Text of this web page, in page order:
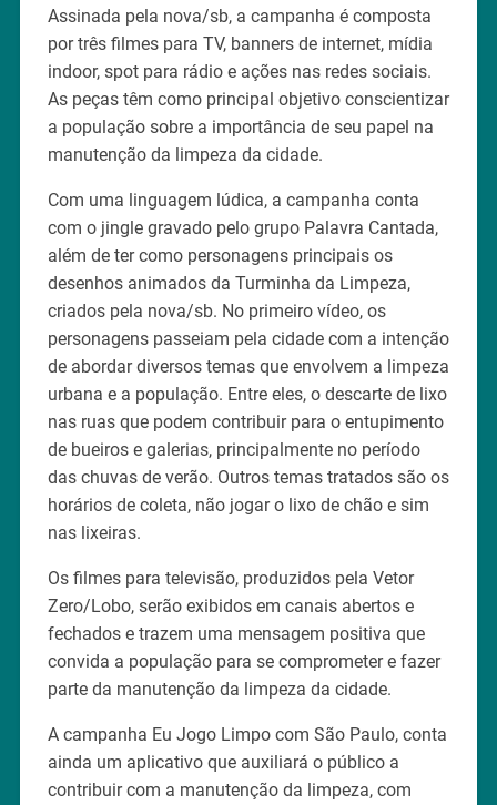
Assinada pela nova/sb, a campanha é composta
por três filmes para TV, banners de internet, mídia
indoor, spot para rádio e ações nas redes sociais.
As peças têm como principal objetivo conscientizar
a população sobre a importância de seu papel na
manutenção da limpeza da cidade.
Com uma linguagem lúdica, a campanha conta
com o jingle gravado pelo grupo Palavra Cantada,
além de ter como personagens principais os
desenhos animados da Turminha da Limpeza,
criados pela nova/sb. No primeiro vídeo, os
personagens passeiam pela cidade com a intenção
de abordar diversos temas que envolvem a limpeza
urbana e a população. Entre eles, o descarte de lixo
nas ruas que podem contribuir para o entupimento
de bueiros e galerias, principalmente no período
das chuvas de verão. Outros temas tratados são os
horários de coleta, não jogar o lixo de chão e sim
nas lixeiras.
Os filmes para televisão, produzidos pela Vetor
Zero/Lobo, serão exibidos em canais abertos e
fechados e trazem uma mensagem positiva que
convida a população para se comprometer e fazer
parte da manutenção da limpeza da cidade.
A campanha Eu Jogo Limpo com São Paulo, conta
ainda um aplicativo que auxiliará o público a
contribuir com a manutenção da limpeza, com